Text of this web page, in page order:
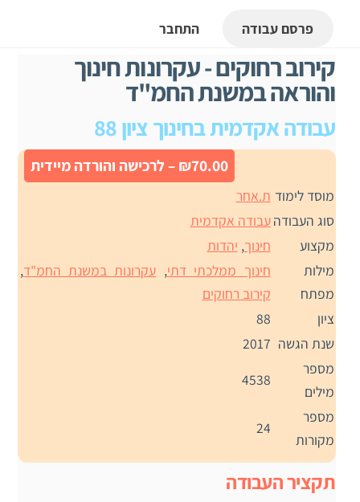
פרסם עבודה התחבר
קירוב רחוקים - עקרונות חינוך
והוראה במשנת החמ"ד
עבודה אקדמית בחינוך ציון 88
₪70.00 – לרכישה והורדה מיידית
מוסד לימוד ת.אחר
סוג העבודהעבודה אקדמית
מקצוע
חינוך, יהדות
מילות
מפתח
חינוך ממלכתי דתי, עקרונות במשנת החמ"ד,
קירוב רחוקים
ציון
88
שנת הגשה 2017
מספר
מילים
4538
מספר
מקורות
24
תקציר העבודה